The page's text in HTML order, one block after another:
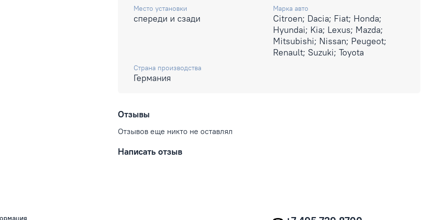
Место установки
спереди и сзади
Марка авто
Citroen; Dacia; Fiat; Honda;
Hyundai; Kia; Lexus; Mazda;
Mitsubishi; Nissan; Peugeot;
Renault; Suzuki; Toyota
Страна производства
Германия
Отзывы
Отзывов еще никто не оставлял
Написать отзыв